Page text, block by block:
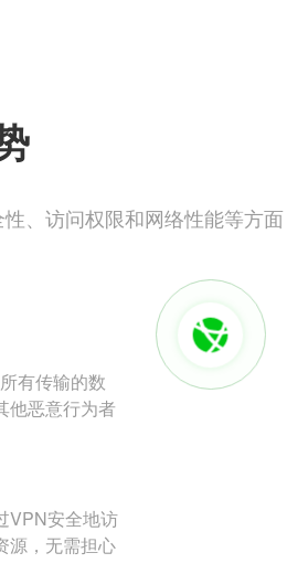
、访问权限和网络性能等方面
有传输的数
他恶意行为者
VPN安全地访
源，无需担心